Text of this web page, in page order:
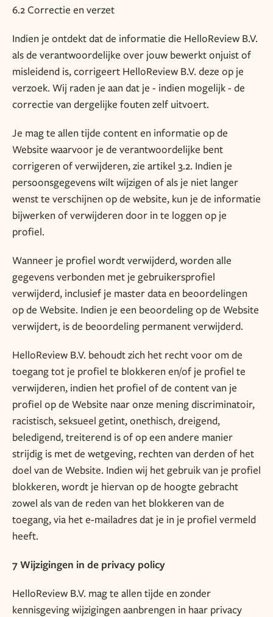
6.2 Correctie en verzet
Indien je ontdekt dat de informatie die HelloReview B.V.
als de verantwoordelijke over jouw bewerkt onjuist of
misleidend is, corrigeert HelloReview B.V. deze op je
verzoek. Wij raden je aan dat je - indien mogelijk - de
correctie van dergelijke fouten zelf uitvoert.
Je mag te allen tijde content en informatie op de
Website waarvoor je de verantwoordelijke bent
corrigeren of verwijderen, zie artikel 3.2. Indien je
persoonsgegevens wilt wijzigen of als je niet langer
wenst te verschijnen op de website, kun je de informatie
bijwerken of verwijderen door in te loggen op je
profiel.
Wanneer je profiel wordt verwijderd, worden alle
gegevens verbonden met je gebruikersprofiel
verwijderd, inclusief je master data en beoordelingen
op de Website. Indien je een beoordeling op de Website
verwijdert, is de beoordeling permanent verwijderd.
HelloReview B.V. behoudt zich het recht voor om de
toegang tot je profiel te blokkeren en/of je profiel te
verwijderen, indien het profiel of de content van je
profiel op de Website naar onze mening discriminatoir,
racistisch, seksueel getint, onethisch, dreigend,
beledigend, treiterend is of op een andere manier
strijdig is met de wetgeving, rechten van derden of het
doel van de Website. Indien wij het gebruik van je profiel
blokkeren, wordt je hiervan op de hoogte gebracht
zowel als van de reden van het blokkeren van de
toegang, via het e-mailadres dat je in je profiel vermeld
heeft.
7 Wijzigingen in de privacy policy
HelloReview B.V. mag te allen tijde en zonder
kennisgeving wijzigingen aanbrengen in haar privacy